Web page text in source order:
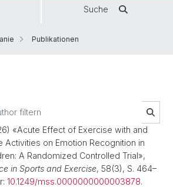
Suche
Publikationen
«Acute Effect of Exercise with and
Activities on Emotion Recognition in
A Randomized Controlled Trial»,
in Sports and Exercise, 58(3), S. 464–
10.1249/mss.0000000000003878.